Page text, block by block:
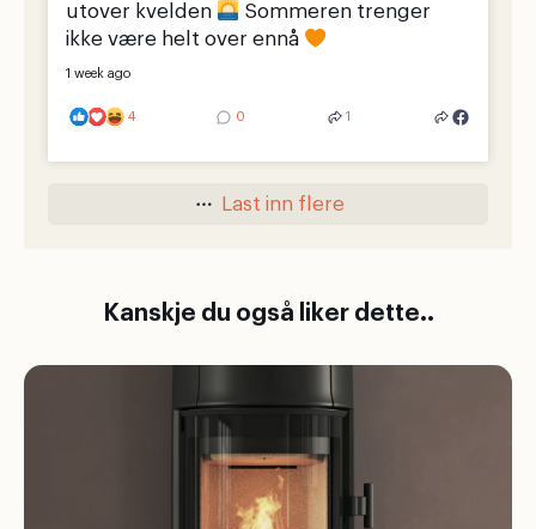
utover kvelden
Sommeren trenger
ikke være helt over ennå
1 week ago
4 0 1
Last inn flere
Kanskje du også liker dette..